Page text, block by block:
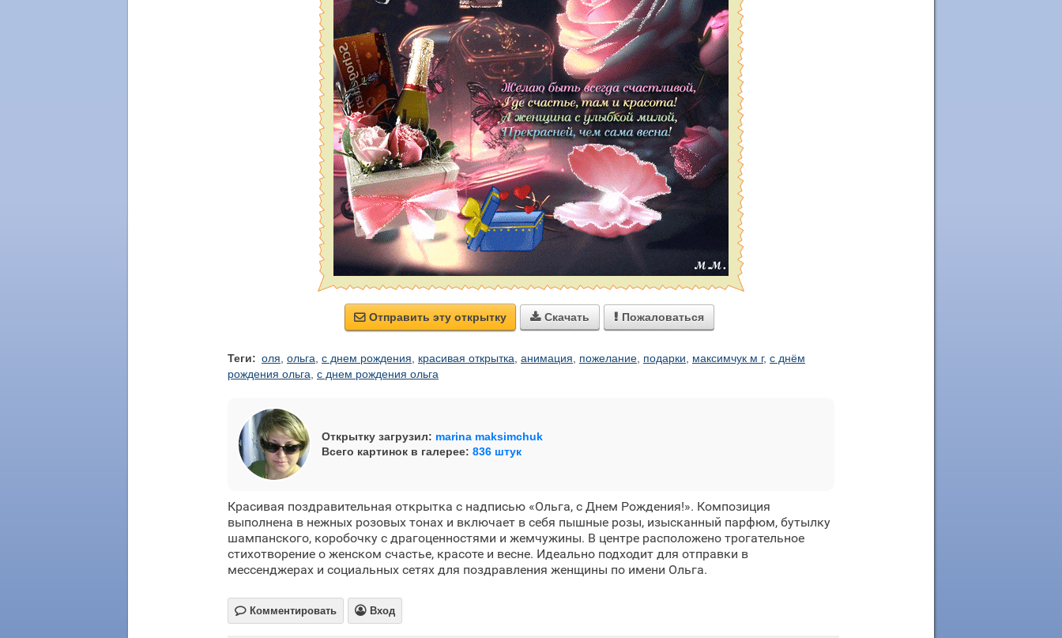
 Отправить эту открытку  Скачать  Пожаловаться
Теги: оля ольга с днем рождения красивая открытка анимация пожелание подарки максимчук м г, с днём
рождения ольга с днем рождения ольга
Открытку загрузил: marina maksimchuk
Всего картинок в галерее: 836 штук
Красивая поздравительная открытка с надписью «Ольга, с Днем Рождения!». Композиция
выполнена в нежных розовых тонах и включает в себя пышные розы, изысканный парфюм, бутылку
шампанского, коробочку с драгоценностями и жемчужины. В центре расположено трогательное
стихотворение о женском счастье, красоте и весне. Идеально подходит для отправки в
мессенджерах и социальных сетях для поздравления женщины по имени Ольга.
 Комментировать  Вход